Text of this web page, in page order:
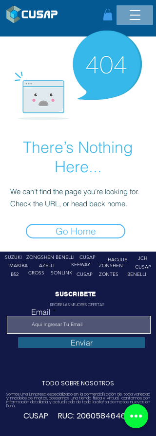
There’s Nothing
Here...
We can’t find the page you’re looking for.
Check the URL, or head back home.
Go Home
SUZUKI
ZONGSHEN
MAKIBA
AZELLI
BENELLI
CUSAP
KEEWAY
B52
CROSS SONLINK CUSAP
HAOJUE
JCH
ZONSHEN
ZONTES
CUSAP
BENELLI
SUSCRIBETE
RECIBE LAS MEJORES OFERTAS
Email
Enviar
TODO SOBRE NOSOTROS
Somos Una Empresa especializado en la comercialización de toda variedad
y modelos de motos, poseemos una tienda física y virtual. contamos con
información detallada y actualizada de toda la oferta de motos nuevas en
Perú.
CUSAP RUC:20605846468